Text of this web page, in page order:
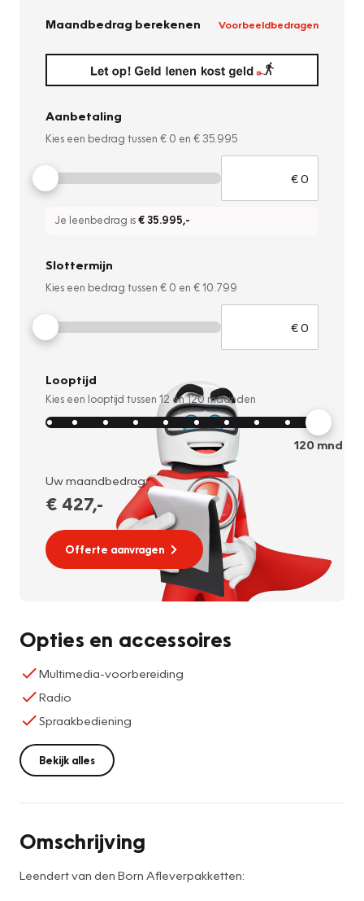
Maandbedrag berekenen Voorbeeldbedragen
Aanbetaling
Kies een bedrag tussen € 0 en € 35.995
Je leenbedrag is€ 35.995,-
Slottermijn
Kies een bedrag tussen € 0 en € 10.799
Looptijd
Kies een looptijd tussen 12 en120 maanden
120mnd
Uw maandbedrag:
€ 427,-
Offerte aanvragen
Opties en accessoires
Multimedia-voorbereiding
Radio
Spraakbediening
Bekijk alles
Omschrijving
Leendert van den Born Afleverpakketten: